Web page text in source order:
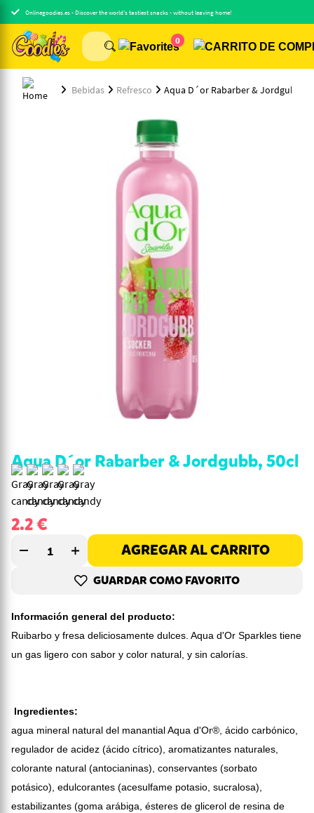
Onlinegoodies.es - Discover the world's tastiest snacks - without leaving home!
0
Bebidas Refresco Aqua D´or Rabarber & Jordgubb,
Aqua D´or Rabarber & Jordgubb, 50cl
2.2€
AGREGAR AL CARRITO
GUARDAR COMO FAVORITO
Información general del producto:
Ruibarbo y fresa deliciosamente dulces. Aqua d'Or Sparkles tiene
un gas ligero con sabor y color natural, y sin calorías.
Ingredientes:
agua mineral natural del manantial Aqua d'Or®, ácido carbónico,
regulador de acidez (ácido cítrico), aromatizantes naturales,
colorante natural (antocianinas), conservantes (sorbato
potásico), edulcorantes (acesulfame potasio, sucralosa),
estabilizantes (goma arábiga, ésteres de glicerol de resina de